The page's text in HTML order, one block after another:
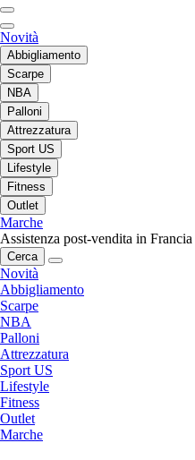
Novità
Abbigliamento
Scarpe
NBA
Palloni
Attrezzatura
Sport US
Lifestyle
Fitness
Outlet
Marche
Assistenza post-vendita in Francia
Cerca
Novità
Abbigliamento
Scarpe
NBA
Palloni
Attrezzatura
Sport US
Lifestyle
Fitness
Outlet
Marche